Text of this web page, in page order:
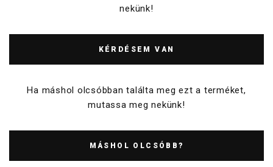
nekünk!
KÉRDÉSEM VAN
Ha máshol olcsóbban találta meg ezt a terméket,
mutassa meg nekünk!
MÁSHOL OLCSÓBB?